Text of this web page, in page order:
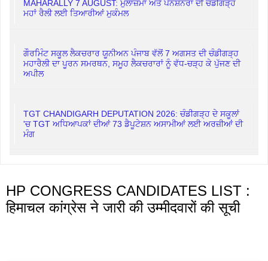
MAHARALLY 7 AUGUST: ਮੁਲਾਜ਼ਮਾਂ ਅਤੇ ਪੈਨਸ਼ਨਰਾਂ ਦੀ ਚੰਡੀਗੜ੍ਹ
ਮਹਾਂ ਰੈਲੀ ਲਈ ਤਿਆਰੀਆਂ ਮੁਕੰਮਲ
ਗੌਰਮਿੰਟ ਸਕੂਲ ਲੈਕਚਰਾਰ ਯੂਨੀਅਨ ਪੰਜਾਬ ਵੱਲੋਂ 7 ਅਗਸਤ ਦੀ ਚੰਡੀਗੜ੍ਹ
ਮਹਾਰੈਲੀ ਦਾ ਪੂਰਨ ਸਮਰਥਨ, ਸਮੂਹ ਲੈਕਚਰਾਰਾਂ ਨੂੰ ਵੱਧ-ਚੜ੍ਹ ਕੇ ਪੁੱਜਣ ਦੀ
ਅਪੀਲ
TGT CHANDIGARH DEPUTATION 2026: ਚੰਡੀਗੜ੍ਹ ਦੇ ਸਕੂਲਾਂ
'ਚ TGT ਅਧਿਆਪਕਾਂ ਦੀਆਂ 73 ਡੈਪੂਟੇਸ਼ਨ ਅਸਾਮੀਆਂ ਲਈ ਅਰਜ਼ੀਆਂ ਦੀ
ਮੰਗ
HP CONGRESS CANDIDATES LIST :
हिमाचल कांग्रेस ने जारी की उम्मीदवारों की सूची